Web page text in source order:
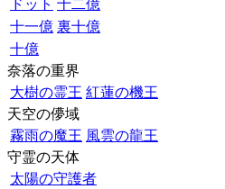
ドット 十二億
十一億 裏十億
十億
奈落の重界
大樹の霊王 紅蓮の機王
天空の儚域
霧雨の魔王 風雲の龍王
守霊の天体
太陽の守護者